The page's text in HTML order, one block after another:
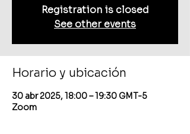
Registration is closed
See other events
Horario y ubicación
30 abr 2025, 18:00 – 19:30 GMT-5
Zoom